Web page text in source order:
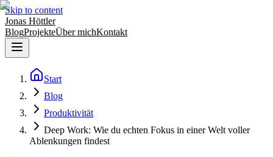
Skip to content
Jonas Höttler
BlogProjekteÜber michKontakt
Start
Blog
Produktivität
Deep Work: Wie du echten Fokus in einer Welt voller
Ablenkungen findest